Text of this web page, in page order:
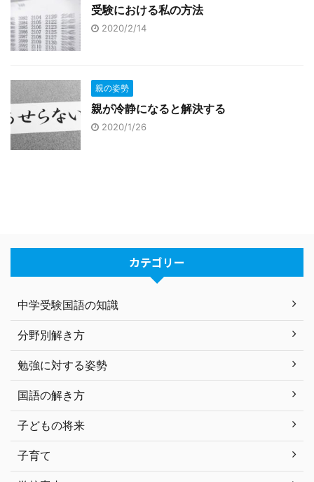
受験における私の方法
2020/2/14
親の姿勢
親が冷静になると解決する
2020/1/26
カテゴリー
中学受験国語の知識
分野別解き方
勉強に対する姿勢
国語の解き方
子どもの将来
子育て